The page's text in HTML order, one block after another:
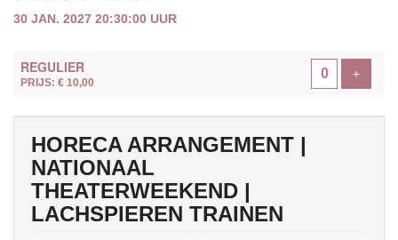
30 JAN. 2027 20:30:00 UUR
REGULIER
PRIJS: € 10,00
+Voeg
HORECA ARRANGEMENT |
NATIONAAL
THEATERWEEKEND |
LACHSPIEREN TRAINEN